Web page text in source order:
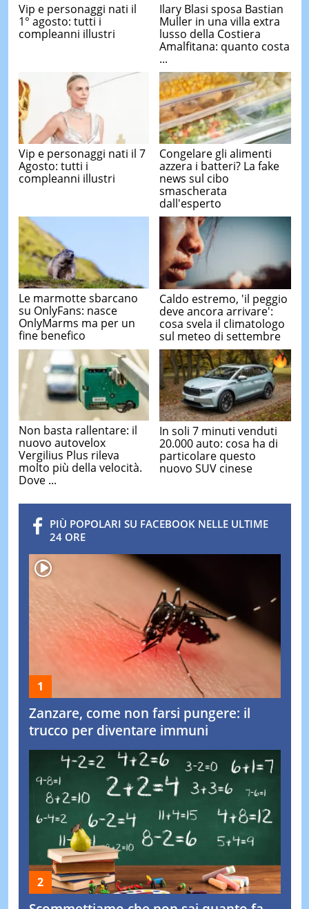
Vip e personaggi nati il
1° agosto: tutti i
compleanni illustri
Ilary Blasi sposa Bastian
Muller in una villa extra
lusso della Costiera
Amalfitana: quanto costa
...
Vip e personaggi nati il 7
Agosto: tutti i
compleanni illustri
Congelare gli alimenti
azzera i batteri? La fake
news sul cibo
smascherata
dall'esperto
Le marmotte sbarcano
su OnlyFans: nasce
OnlyMarms ma per un
fine benefico
Caldo estremo, 'il peggio
deve ancora arrivare':
cosa svela il climatologo
sul meteo di settembre
Non basta rallentare: il
nuovo autovelox
Vergilius Plus rileva
molto più della velocità.
Dove ...
In soli 7 minuti venduti
20.000 auto: cosa ha di
particolare questo
nuovo SUV cinese
PIÙ POPOLARI SU FACEBOOK NELLE ULTIME
24 ORE
Zanzare, come non farsi pungere: il
trucco per diventare immuni